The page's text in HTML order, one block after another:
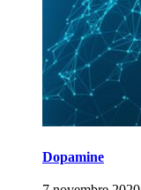
Dopamine